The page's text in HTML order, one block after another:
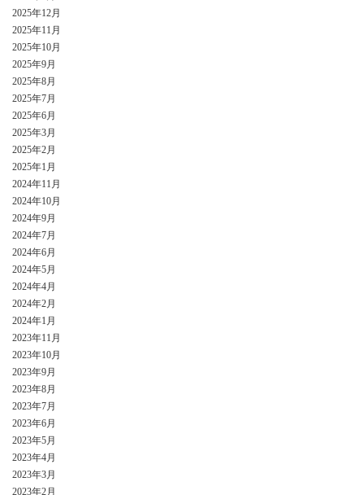
2025年12月
2025年11月
2025年10月
2025年9月
2025年8月
2025年7月
2025年6月
2025年3月
2025年2月
2025年1月
2024年11月
2024年10月
2024年9月
2024年7月
2024年6月
2024年5月
2024年4月
2024年2月
2024年1月
2023年11月
2023年10月
2023年9月
2023年8月
2023年7月
2023年6月
2023年5月
2023年4月
2023年3月
2023年2月